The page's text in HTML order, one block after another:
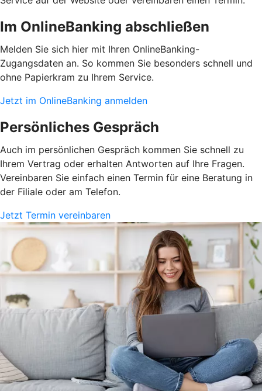
Im OnlineBanking abschließen
Melden Sie sich hier mit Ihren OnlineBanking-
Zugangsdaten an. So kommen Sie besonders schnell und
ohne Papierkram zu Ihrem Service.
Jetzt im OnlineBanking anmelden
Persönliches Gespräch
Auch im persönlichen Gespräch kommen Sie schnell zu
Ihrem Vertrag oder erhalten Antworten auf Ihre Fragen.
Vereinbaren Sie einfach einen Termin für eine Beratung in
der Filiale oder am Telefon.
Jetzt Termin vereinbaren